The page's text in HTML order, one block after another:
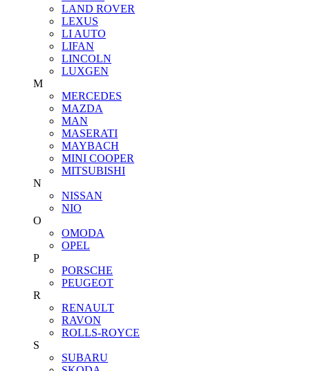
LAND ROVER
LEXUS
LI AUTO
LIFAN
LINCOLN
LUXGEN
M
MERCEDES
MAZDA
MAN
MASERATI
MAYBACH
MINI COOPER
MITSUBISHI
N
NISSAN
NIO
O
OMODA
OPEL
P
PORSCHE
PEUGEOT
R
RENAULT
RAVON
ROLLS-ROYCE
S
SUBARU